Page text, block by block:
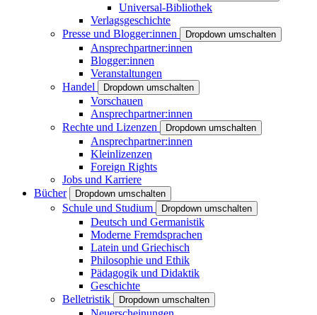
Universal-Bibliothek
Verlagsgeschichte
Presse und Blogger:innen
Dropdown umschalten
Ansprechpartner:innen
Blogger:innen
Veranstaltungen
Handel
Dropdown umschalten
Vorschauen
Ansprechpartner:innen
Rechte und Lizenzen
Dropdown umschalten
Ansprechpartner:innen
Kleinlizenzen
Foreign Rights
Jobs und Karriere
Bücher
Dropdown umschalten
Schule und Studium Dropdown umschalten
Deutsch und Germanistik
Moderne Fremdsprachen
Latein und Griechisch
Philosophie und Ethik
Pädagogik und Didaktik
Geschichte
Belletristik
Dropdown umschalten